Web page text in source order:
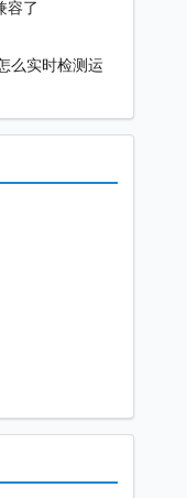
容了
么实时检测运